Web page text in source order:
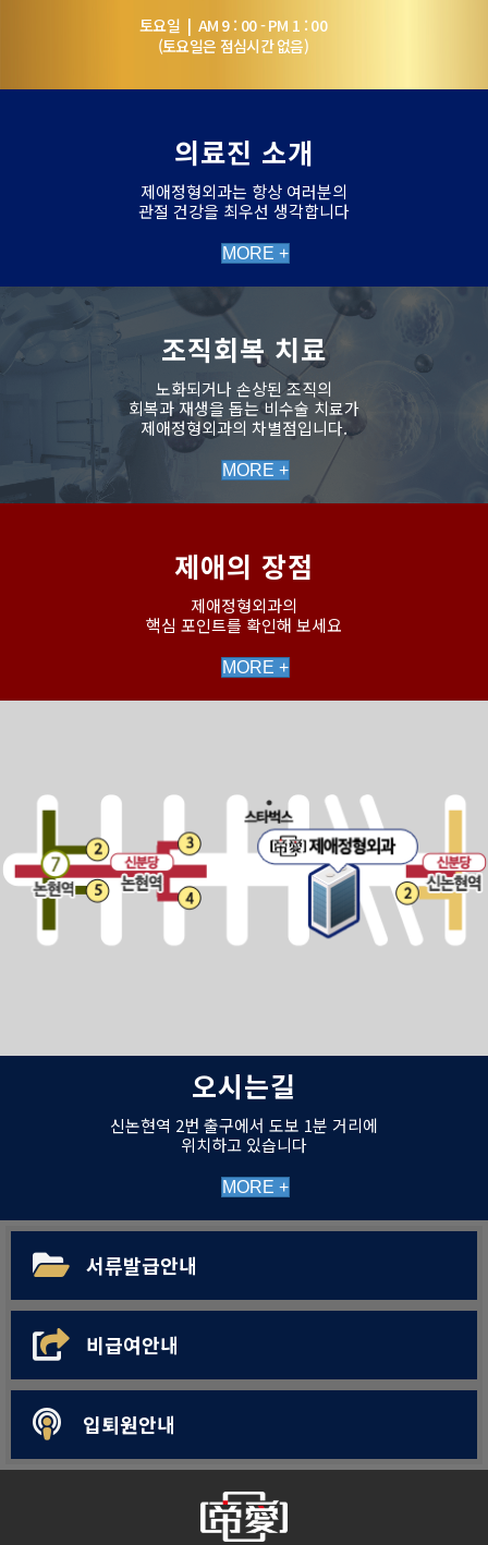
토요일 | AM 9 : 00 - PM 1 : 00
(토요일은 점심시간 없음)
의료진 소개
제애정형외과는 항상 여러분의
관절 건강을 최우선 생각합니다
MORE +
조직회복 치료
노화되거나 손상된 조직의
회복과 재생을 돕는 비수술 치료가
제애정형외과의 차별점입니다.
MORE +
제애의 장점
제애정형외과의
핵심 포인트를 확인해 보세요
MORE +
오시는길
신논현역 2번 출구에서 도보 1분 거리에
위치하고 있습니다
MORE +
서류발급안내
비급여안내
입퇴원안내